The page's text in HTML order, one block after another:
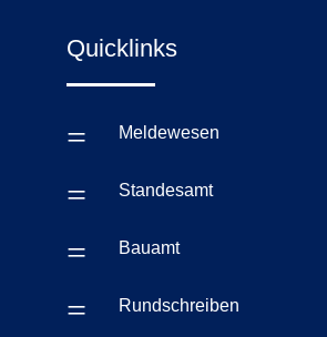
Quicklinks
= Meldewesen
= Standesamt
= Bauamt
= Rundschreiben